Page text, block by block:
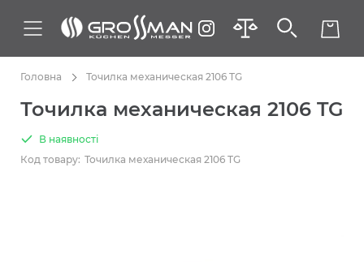
Головна Точилка механическая 2106 TG
Точилка механическая 2106 TG
В наявності
Код товару: Точилка механическая 2106 TG